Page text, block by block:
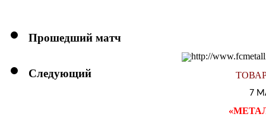
Прошедший матч
Следующий
7
«